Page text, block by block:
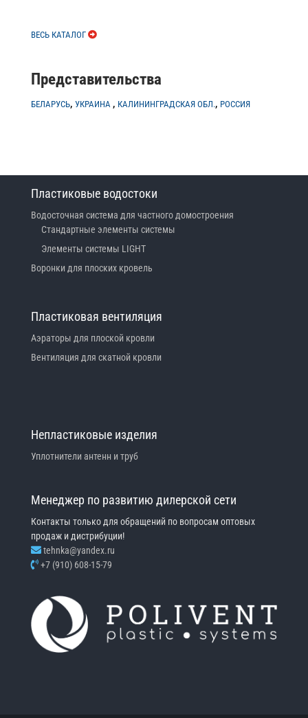
ВЕСЬ КАТАЛОГ
Представительства
БЕЛАРУСЬ, УКРАИНА , КАЛИНИНГРАДСКАЯ ОБЛ., РОССИЯ
Пластиковые водостоки
Водосточная система для частного домостроения
Стандартные элементы системы
Элементы системы LIGHT
Воронки для плоских кровель
Пластиковая вентиляция
Аэраторы для плоской кровли
Вентиляция для скатной кровли
Непластиковые изделия
Уплотнители антенн и труб
Менеджер по развитию дилерской сети
Контакты только для обращений по вопросам оптовых
продаж и дистрибуции!
tehnka@yandex.ru
+7 (910) 608-15-79